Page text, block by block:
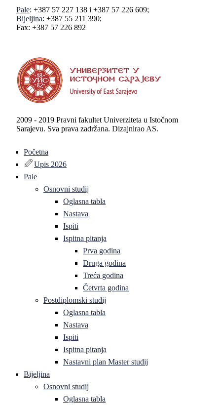
Pale: +387 57 227 138 i +387 57 226 609;
Bijeljina: +387 55 211 390;
Fax: +387 57 226 892
2009 - 2019 Pravni fakultet Univerziteta u Istočnom
Sarajevu. Sva prava zadržana. Dizajnirao AS.
Početna
Upis 2026
Pale
Osnovni studij
Oglasna tabla
Nastava
Ispiti
Ispitna pitanja
Prva godina
Druga godina
Treća godina
Četvrta godina
Postdiplomski studij
Oglasna tabla
Nastava
Ispiti
Ispitna pitanja
Nastavni plan Master studij
Bijeljina
Osnovni studij
Oglasna tabla